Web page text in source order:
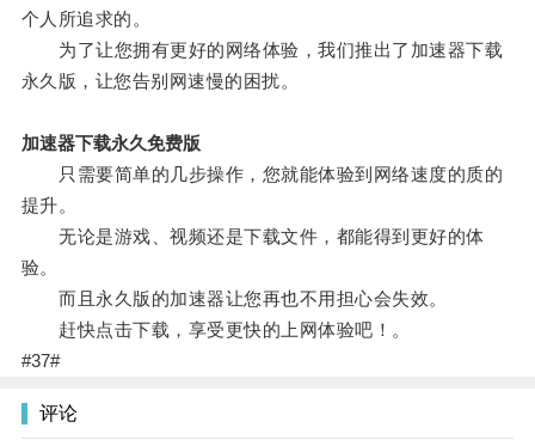
个人所追求的。
为了让您拥有更好的网络体验，我们推出了加速器下载
永久版，让您告别网速慢的困扰。
加速器下载永久免费版
只需要简单的几步操作，您就能体验到网络速度的质的
提升。
无论是游戏、视频还是下载文件，都能得到更好的体
验。
而且永久版的加速器让您再也不用担心会失效。
赶快点击下载，享受更快的上网体验吧！。
#37#
评论